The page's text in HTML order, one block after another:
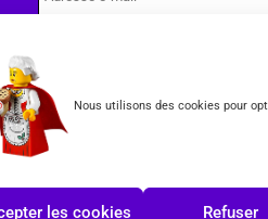
Nous utilisons des cookies pour
les cookies Refuser